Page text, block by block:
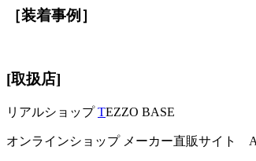
［装着事例］
[取扱店]
リアルショップTEZZO BASE
オンラインショップ メーカー直販サイト